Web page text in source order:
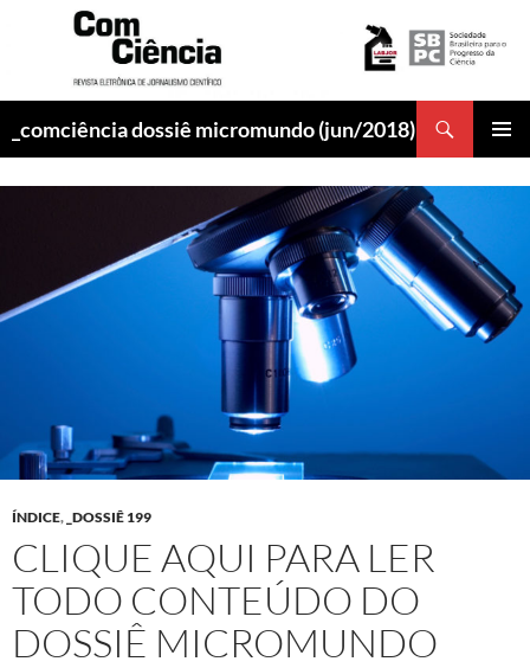
_comciência dossiê micromundo (jun/2018)
ÍNDICE, _DOSSIÊ 199
CLIQUE AQUI PARA LER
TODO CONTEÚDO DO
DOSSIÊ MICROMUNDO